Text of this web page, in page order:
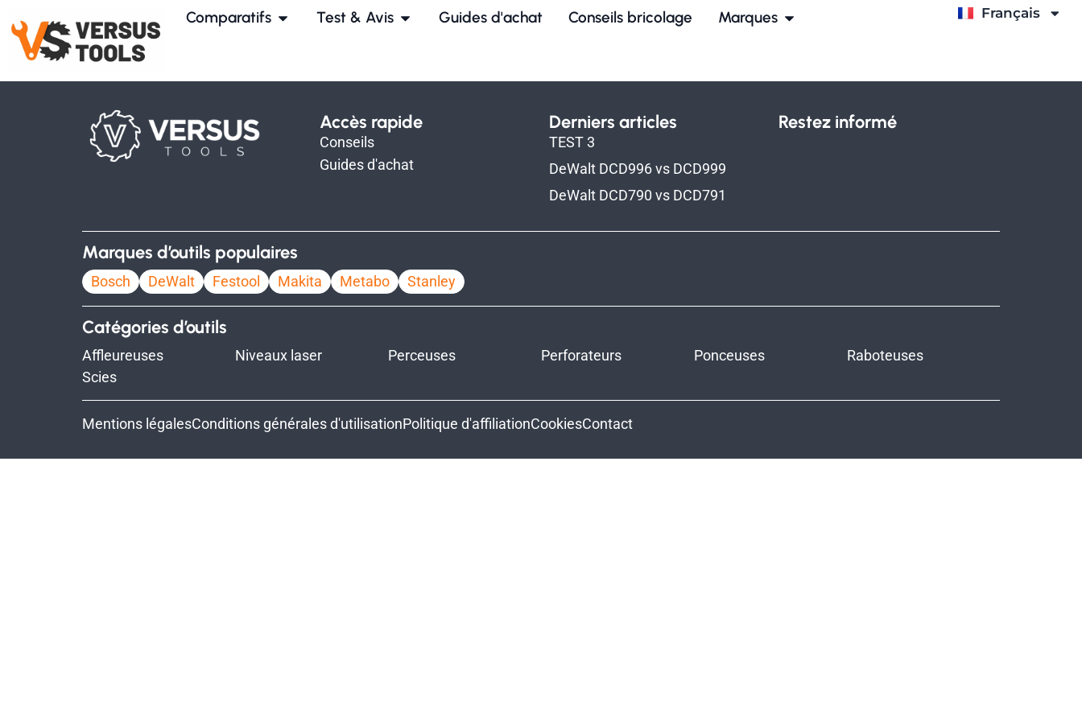
Comparatifs Test & Avis Guides d'achat Conseils bricolage Marques Français
Italiano
Accès rapide
Conseils
Guides d'achat
Derniers articles
TEST 3
DeWalt DCD996 vs DCD999
DeWalt DCD790 vs DCD791
Restez informé
Marques d’outils populaires
Bosch DeWalt Festool Makita Metabo Stanley
Catégories d’outils
Affleureuses Niveaux laser Perceuses Perforateurs Ponceuses
Raboteuses
Scies
Mentions légalesConditions générales d'utilisationPolitique d'affiliationCookiesContact